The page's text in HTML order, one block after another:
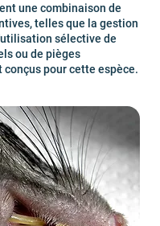
une combinaison de
telles que la gestion
sélective de
ou de pièges
pour cette espèce.